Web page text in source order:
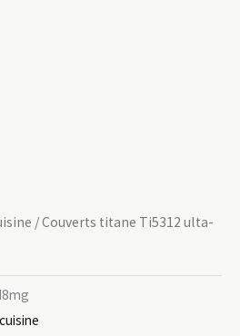
/ Couverts titane Ti5312 ulta-